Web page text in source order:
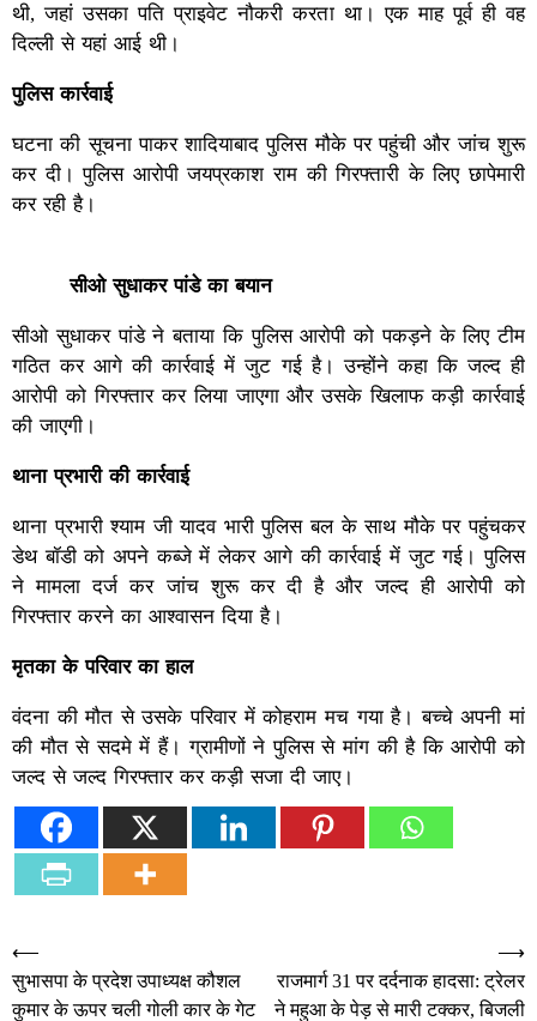
थी, जहां उसका पति प्राइवेट नौकरी करता था। एक माह पूर्व ही वह
दिल्ली से यहां आई थी।
पुलिस कार्रवाई
घटना की सूचना पाकर शादियाबाद पुलिस मौके पर पहुंची और जांच शुरू
कर दी। पुलिस आरोपी जयप्रकाश राम की गिरफ्तारी के लिए छापेमारी
कर रही है।
सीओ सुधाकर पांडे का बयान
सीओ सुधाकर पांडे ने बताया कि पुलिस आरोपी को पकड़ने के लिए टीम
गठित कर आगे की कार्रवाई में जुट गई है। उन्होंने कहा कि जल्द ही
आरोपी को गिरफ्तार कर लिया जाएगा और उसके खिलाफ कड़ी कार्रवाई
की जाएगी।
थाना प्रभारी की कार्रवाई
थाना प्रभारी श्याम जी यादव भारी पुलिस बल के साथ मौके पर पहुंचकर
डेथ बॉडी को अपने कब्जे में लेकर आगे की कार्रवाई में जुट गई। पुलिस
ने मामला दर्ज कर जांच शुरू कर दी है और जल्द ही आरोपी को
गिरफ्तार करने का आश्वासन दिया है।
मृतका के परिवार का हाल
वंदना की मौत से उसके परिवार में कोहराम मच गया है। बच्चे अपनी मां
की मौत से सदमे में हैं। ग्रामीणों ने पुलिस से मांग की है कि आरोपी को
जल्द से जल्द गिरफ्तार कर कड़ी सजा दी जाए।
Post
navigation
⟵
सुभासपा के प्रदेश उपाध्यक्ष कौशल
कुमार के ऊपर चली गोली कार के गेट
राजमार्ग 31 पर दर्दनाक हादसा: ट्रेलर
ने महुआ के पेड़ से मारी टक्कर, बिजली
⟶